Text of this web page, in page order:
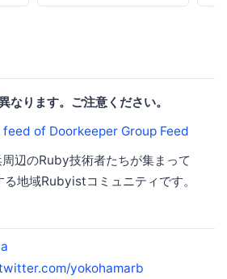
なります。ご注意ください。
辺のRuby技術者たちが集まって
地域Rubyistコミュニティです。
yokohamarb